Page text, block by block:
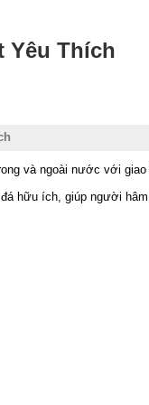
Yêu Thích
và ngoài nước với
hữu ích, giúp người